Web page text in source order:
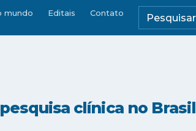
mundo Editais Contato
clínica no Brasil